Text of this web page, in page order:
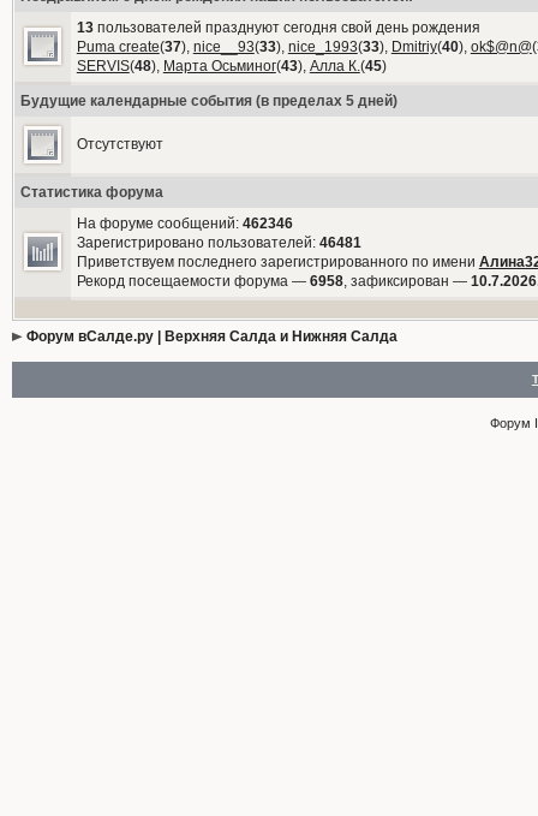
13пользователей празднуют сегодня свой день рождения
Puma create(37), nice__93(33), nice_1993(33), Dmitriy(40), ok$@n@(
SERVIS(48), Марта Осьминог(43), Алла К.(45)
Будущие календарные события (в пределах 5 дней)
Отсутствуют
Статистика форума
На форуме сообщений: 462346
Зарегистрировано пользователей: 46481
Приветствуем последнего зарегистрированного по имени
Рекорд посещаемости форума — 6958, зафиксирован —
Форум вСалде.ру | Верхняя Салда и Нижняя Салда
Форум